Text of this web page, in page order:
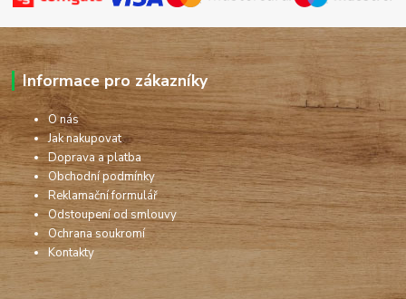
Informace pro zákazníky
O nás
Jak nakupovat
Doprava a platba
Obchodní podmínky
Reklamační formulář
Odstoupení od smlouvy
Ochrana soukromí
Kontakty